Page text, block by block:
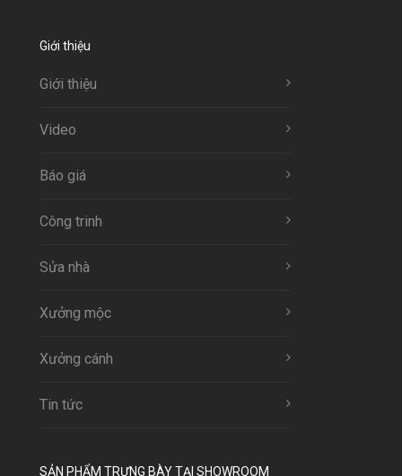
Giới thiệu
Giới thiệu
Video
Báo giá
Công trinh
Sửa nhà
Xưởng mộc
Xưởng cánh
Tin tức
SẢN PHẨM TRƯNG BÀY TẠI SHOWROOM